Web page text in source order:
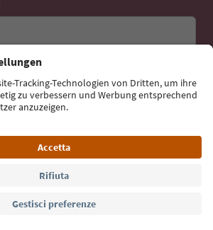
Iscriviti alla newsletter